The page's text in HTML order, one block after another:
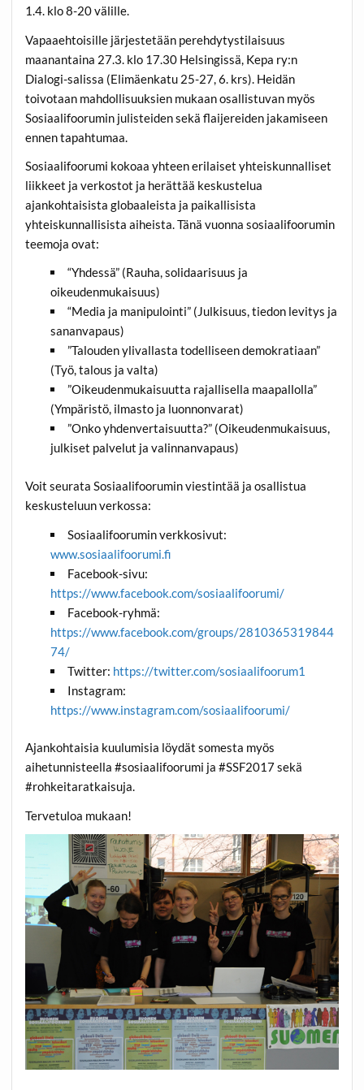
1.4. klo 8-20 välille.
Vapaaehtoisille järjestetään perehdytystilaisuus
maanantaina 27.3. klo 17.30 Helsingissä, Kepa ry:n
Dialogi-salissa (Elimäenkatu 25-27, 6. krs). Heidän
toivotaan mahdollisuuksien mukaan osallistuvan myös
Sosiaalifoorumin julisteiden sekä flaijereiden jakamiseen
ennen tapahtumaa.
Sosiaalifoorumi kokoaa yhteen erilaiset yhteiskunnalliset
liikkeet ja verkostot ja herättää keskustelua
ajankohtaisista globaaleista ja paikallisista
yhteiskunnallisista aiheista. Tänä vuonna sosiaalifoorumin
teemoja ovat:
“Yhdessä” (Rauha, solidaarisuus ja
oikeudenmukaisuus)
“Media ja manipulointi” (Julkisuus, tiedon levitys ja
sananvapaus)
”Talouden ylivallasta todelliseen demokratiaan”
(Työ, talous ja valta)
”Oikeudenmukaisuutta rajallisella maapallolla”
(Ympäristö, ilmasto ja luonnonvarat)
”Onko yhdenvertaisuutta?” (Oikeudenmukaisuus,
julkiset palvelut ja valinnanvapaus)
Voit seurata Sosiaalifoorumin viestintää ja osallistua
keskusteluun verkossa:
Sosiaalifoorumin verkkosivut:
www.sosiaalifoorumi.fi
Facebook-sivu:
https://www.facebook.com/sosiaalifoorumi/
Facebook-ryhmä:
https://www.facebook.com/groups/2810365319844
74/
Twitter: https://twitter.com/sosiaalifoorum1
Instagram:
https://www.instagram.com/sosiaalifoorumi/
Ajankohtaisia kuulumisia löydät somesta myös
aihetunnisteella #sosiaalifoorumi ja #SSF2017 sekä
#rohkeitaratkaisuja.
Tervetuloa mukaan!